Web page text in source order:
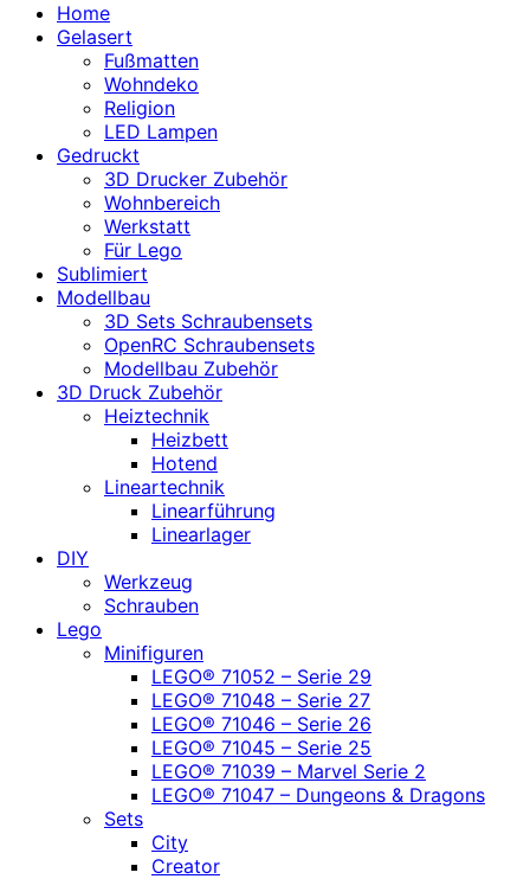
Home
Gelasert
Fußmatten
Wohndeko
Religion
LED Lampen
Gedruckt
3D Drucker Zubehör
Wohnbereich
Werkstatt
Für Lego
Sublimiert
Modellbau
3D Sets Schraubensets
OpenRC Schraubensets
Modellbau Zubehör
3D Druck Zubehör
Heiztechnik
Heizbett
Hotend
Lineartechnik
Linearführung
Linearlager
DIY
Werkzeug
Schrauben
Lego
Minifiguren
LEGO® 71052 – Serie 29
LEGO® 71048 – Serie 27
LEGO® 71046 – Serie 26
LEGO® 71045 – Serie 25
LEGO® 71039 – Marvel Serie 2
LEGO® 71047 – Dungeons & Dragons
Sets
City
Creator